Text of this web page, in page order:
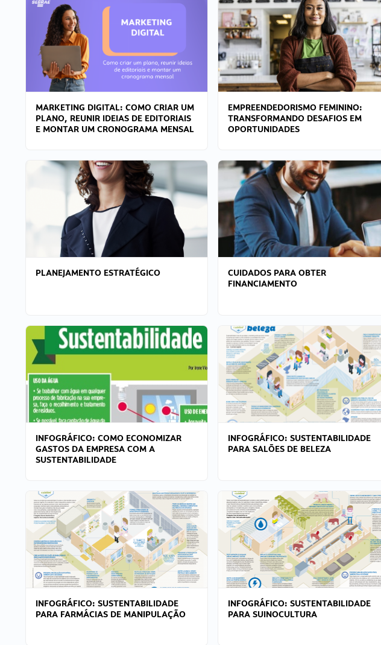
MARKETING DIGITAL: COMO CRIAR UM
PLANO, REUNIR IDEIAS DE EDITORIAIS
E MONTAR UM CRONOGRAMA MENSAL
EMPREENDEDORISMO FEMININO:
TRANSFORMANDO DESAFIOS EM
OPORTUNIDADES
PLANEJAMENTO ESTRATÉGICO
CUIDADOS PARA OBTER
FINANCIAMENTO
INFOGRÁFICO: COMO ECONOMIZAR
GASTOS DA EMPRESA COM A
SUSTENTABILIDADE
INFOGRÁFICO: SUSTENTABILIDADE
PARA SALÕES DE BELEZA
INFOGRÁFICO: SUSTENTABILIDADE
PARA FARMÁCIAS DE MANIPULAÇÃO
INFOGRÁFICO: SUSTENTABILIDADE
PARA SUINOCULTURA